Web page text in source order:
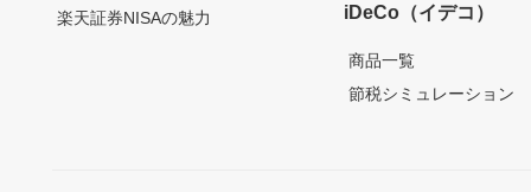
楽天証券NISAの魅力
iDeCo（イデコ）
商品一覧
節税シミュレーション